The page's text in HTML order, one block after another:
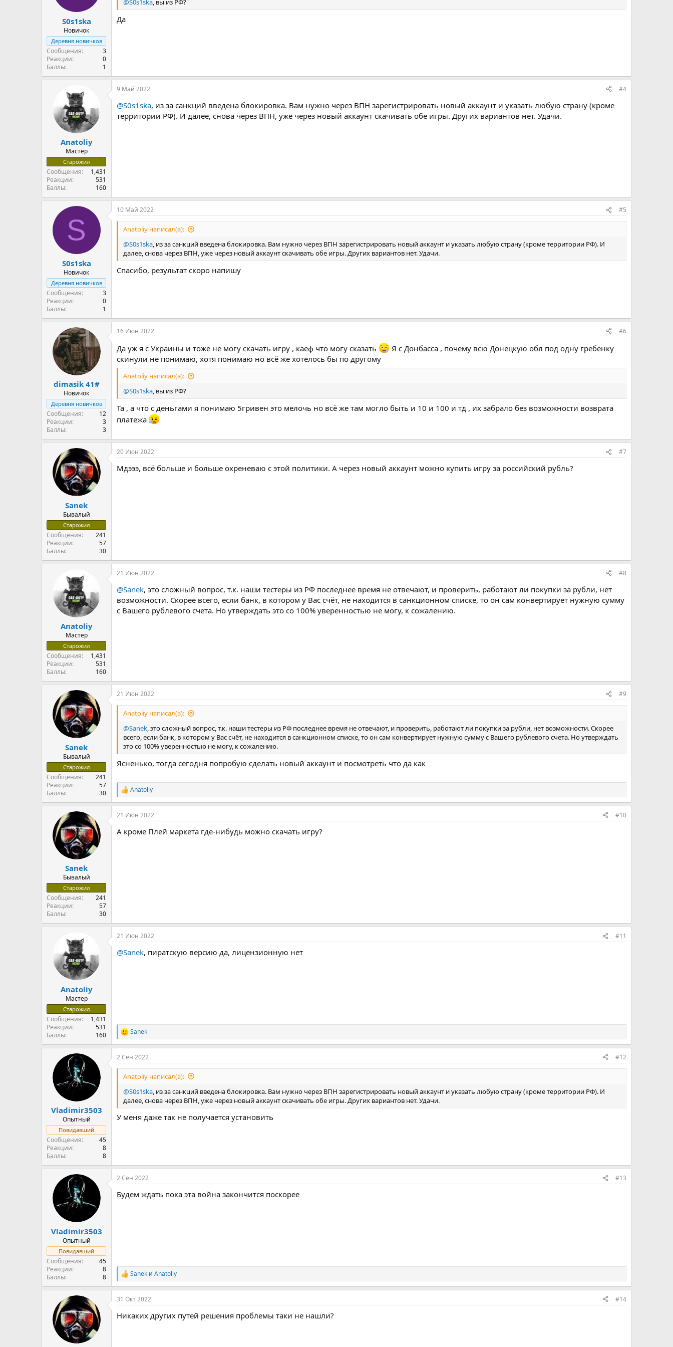
S0s1ska
Новичок
Деревня новичков
Сообщения
3
Реакции
0
Баллы
1
@S0s1ska, вы из РФ?
Да
Anatoliy
Мастер
Старожил
Сообщения
1,431
Реакции
531
Баллы
160
9 Май 2022 #4
@S0s1ska, из за санкций введена блокировка. Вам нужно через ВПН зарегистрировать новый аккаунт и указать любую страну (кроме
территории РФ). И далее, снова через ВПН, уже через новый аккаунт скачивать обе игры. Других вариантов нет. Удачи.
S
S0s1ska
Новичок
Деревня новичков
Сообщения
3
Реакции
0
Баллы
1
10 Май 2022 #5
Anatoliy написал(а):
@S0s1ska, из за санкций введена блокировка. Вам нужно через ВПН зарегистрировать новый аккаунт и указать любую страну (кроме территории РФ). И
далее, снова через ВПН, уже через новый аккаунт скачивать обе игры. Других вариантов нет. Удачи.
Спасибо, результат скоро напишу
dimasik 41#
Новичок
Деревня новичков
Сообщения
12
Реакции
3
Баллы
3
16 Июн 2022 #6
Да уж я с Украины и тоже не могу скачать игру , каеф что могу сказать
Я с Донбасса , почему всю Донецкую обл под одну гребёнку
скинули не понимаю, хотя понимаю но всё же хотелось бы по другому
Anatoliy написал(а):
@S0s1ska, вы из РФ?
Та , а что с деньгами я понимаю 5гривен это мелочь но всё же там могло быть и 10 и 100 и тд , их забрало без возможности возврата
платежа
Sanek
Бывалый
Старожил
Сообщения
241
Реакции
57
Баллы
30
20 Июн 2022 #7
Мдэээ, всё больше и больше охреневаю с этой политики. А через новый аккаунт можно купить игру за российский рубль?
Anatoliy
Мастер
Старожил
Сообщения
1,431
Реакции
531
Баллы
160
21 Июн 2022 #8
@Sanek, это сложный вопрос, т.к. наши тестеры из РФ последнее время не отвечают, и проверить, работают ли покупки за рубли, нет
возможности. Скорее всего, если банк, в котором у Вас счёт, не находится в санкционном списке, то он сам конвертирует нужную сумму
с Вашего рублевого счета. Но утверждать это со 100% уверенностью не могу, к сожалению.
Sanek
Бывалый
Старожил
Сообщения
241
Реакции
57
Баллы
30
21 Июн 2022 #9
Anatoliy написал(а):
@Sanek, это сложный вопрос, т.к. наши тестеры из РФ последнее время не отвечают, и проверить, работают ли покупки за рубли, нет возможности. Скорее
всего, если банк, в котором у Вас счёт, не находится в санкционном списке, то он сам конвертирует нужную сумму с Вашего рублевого счета. Но утверждать
это со 100% уверенностью не могу, к сожалению.
Ясненько, тогда сегодня попробую сделать новый аккаунт и посмотреть что да как
Р
е
а
к
и
Anatoliy
Sanek
Бывалый
Старожил
Сообщения
241
Реакции
57
Баллы
30
21 Июн 2022 #10
А кроме Плей маркета где-нибудь можно скачать игру?
Anatoliy
Мастер
Старожил
Сообщения
1,431
Реакции
531
Баллы
160
21 Июн 2022 #11
@Sanek, пиратскую версию да, лицензионную нет
Р
е
а
к
ц
и
Sanek
Vladimir3503
Опытный
Повидавший
Сообщения
45
Реакции
8
Баллы
8
2 Сен 2022 #12
Anatoliy написал(а):
@S0s1ska, из за санкций введена блокировка. Вам нужно через ВПН зарегистрировать новый аккаунт и указать любую страну (кроме территории РФ). И
далее, снова через ВПН, уже через новый аккаунт скачивать обе игры. Других вариантов нет. Удачи.
У меня даже так не получается установить
Vladimir3503
Опытный
Повидавший
Сообщения
45
Реакции
8
Баллы
8
2 Сен 2022 #13
Будем ждать пока эта война закончится поскорее
Р
е
а
к
и
Sanek и Anatoliy
31 Окт 2022 #14
Никаких других путей решения проблемы таки не нашли?